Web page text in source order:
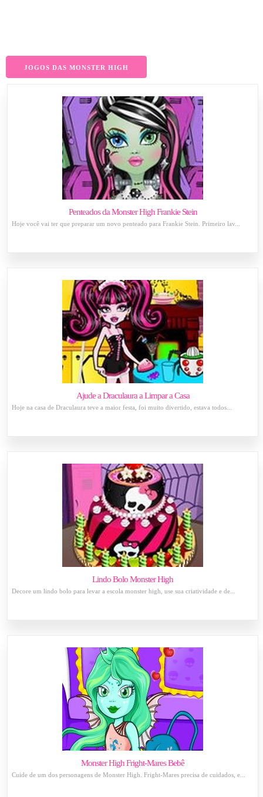
JOGOS DAS MONSTER HIGH
Penteados da Monster High Frankie Stein
Hoje você vai ter que preparar um novo penteado para Frankie Stein. Primeiro lav...
Ajude a Draculaura a Limpar a Casa
Hoje na casa de Draculaura teve a maior festa, foi muito divertido, estava todos...
Lindo Bolo Monster High
Decore um lindo bolo para levar a escola monster high, use sua criatividade e de...
Monster High Fright-Mares Bebê
Cuide de um dos personagens de Monster High. Fright-Mares precisa de cuidados, e...